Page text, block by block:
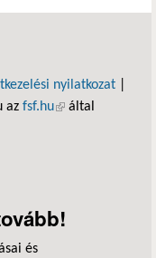
nyilatkozat
az fsf.hu(külső hivatkozás)
által
és